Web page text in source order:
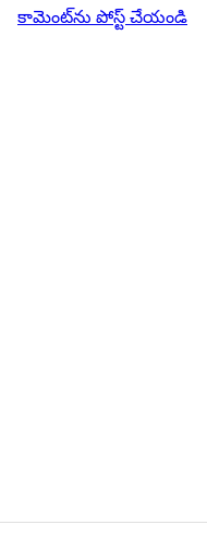
కామెంట్‌ను పోస్ట్ చేయండి